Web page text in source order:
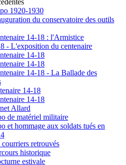
1920-1930
du conservatoire des outils
14-18 : l'Armistice
- L'exposition du centenaire
14-18
14-18
14-18 - La Ballade des
14-18
14-18
Allard
de matériel militaire
et hommage aux soldats tués en
courriers retrouvés
historique
estivale